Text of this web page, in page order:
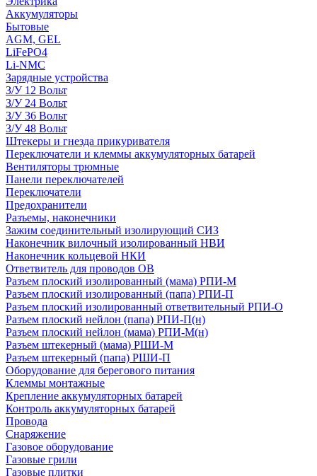
Аккумуляторы
Бытовые
AGM, GEL
LiFePO4
Li-NMC
Зарядные устройства
З/У 12 Вольт
З/У 24 Вольт
З/У 36 Вольт
З/У 48 Вольт
Штекеры и гнезда прикуривателя
Переключатели и клеммы аккумуляторных батарей
Вентиляторы трюмные
Панели переключателей
Переключатели
Предохранители
Разъемы, наконечники
Зажим соединительный изолирующий СИЗ
Наконечник вилочный изолированный НВИ
Наконечник кольцевой НКИ
Ответвитель для проводов ОВ
Разъем плоский изолированный (мама) РПИ-М
Разъем плоский изолированный (папа) РПИ-П
Разъем плоский изолированный ответвительный РПИ-О
Разъем плоский нейлон (папа) РПИ-П(н)
Разъем плоский нейлон (мама) РПИ-М(н)
Разъем штекерный (мама) РШИ-М
Разъем штекерный (папа) РШИ-П
Оборудование для берегового питания
Клеммы монтажные
Крепление аккумуляторных батарей
Контроль аккумуляторных батарей
Провода
Снаряжение
Газовое оборудование
Газовые грили
Газовые плитки